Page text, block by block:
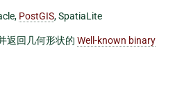
PostGIS, SpatiaLite
返回几何形状的 Well-known binary